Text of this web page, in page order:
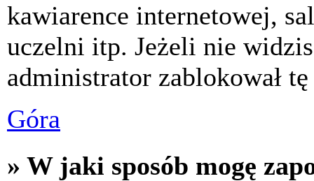
kawiarence internetowej,
uczelni itp. Jeżeli nie
administrator zablokował
Góra
» W jaki sposób mogę